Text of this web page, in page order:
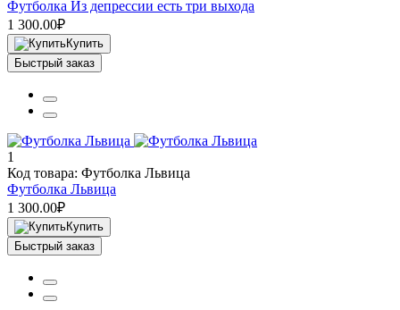
Футболка Из депрессии есть три выхода
1 300.00₽
Купить
Быстрый заказ
1
Код товара: Футболка Львица
Футболка Львица
1 300.00₽
Купить
Быстрый заказ